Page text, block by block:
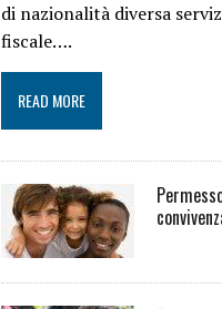
di nazionalità diversa
fiscale….
READ MORE